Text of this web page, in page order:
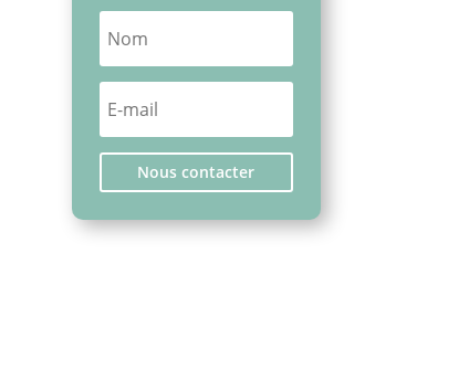
Nous contacter